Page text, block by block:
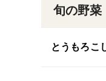
旬の野菜
とうもろこ